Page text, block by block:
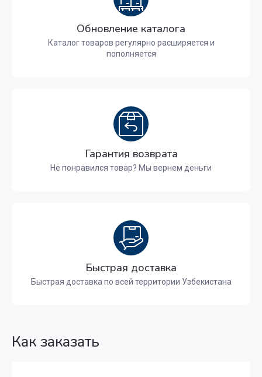
Обновление каталога
Каталог товаров регулярно расширяется и
пополняется
Гарантия возврата
Не понравился товар? Мы вернем деньги
Быстрая доставка
Быстрая доставка по всей территории Узбекистана
Как заказать